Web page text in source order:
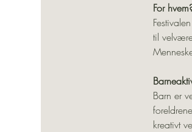
For
til
Barn er
kreativt